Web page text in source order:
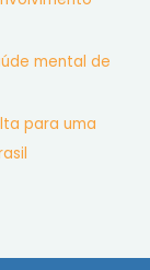
mental de
para uma